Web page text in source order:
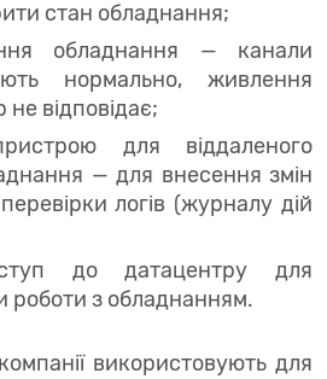
стан обладнання;
обладнання — канали
нормально, живлення
відповідає;
для віддаленого
— для внесення змін
логів (журналу дій
до датацентру для
роботи з обладнанням.
використовують для